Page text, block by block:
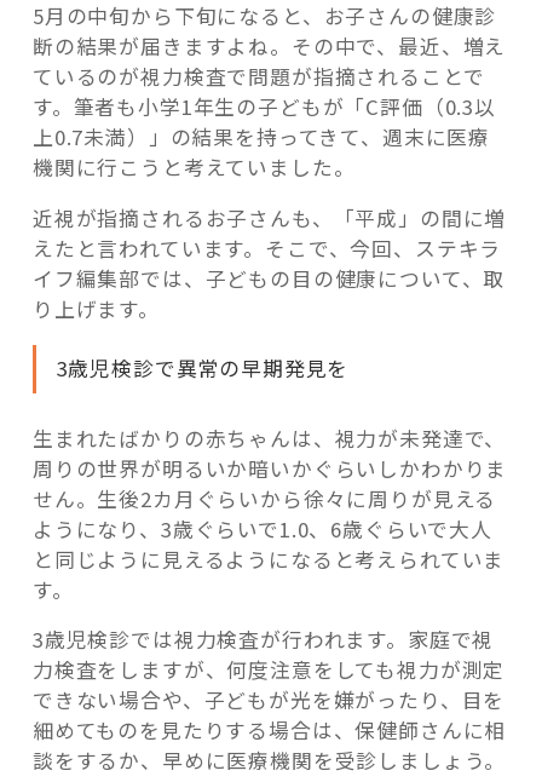
5月の中旬から下旬になると、お子さんの健康診
断の結果が届きますよね。その中で、最近、増え
ているのが視力検査で問題が指摘されることで
す。筆者も小学1年生の子どもが「C評価（0.3以
上0.7未満）」の結果を持ってきて、週末に医療
機関に行こうと考えていました。
近視が指摘されるお子さんも、「平成」の間に増
えたと言われています。そこで、今回、ステキラ
イフ編集部では、子どもの目の健康について、取
り上げます。
3歳児検診で異常の早期発見を
生まれたばかりの赤ちゃんは、視力が未発達で、
周りの世界が明るいか暗いかぐらいしかわかりま
せん。生後2カ月ぐらいから徐々に周りが見える
ようになり、3歳ぐらいで1.0、6歳ぐらいで大人
と同じように見えるようになると考えられていま
す。
3歳児検診では視力検査が行われます。家庭で視
力検査をしますが、何度注意をしても視力が測定
できない場合や、子どもが光を嫌がったり、目を
細めてものを見たりする場合は、保健師さんに相
談をするか、早めに医療機関を受診しましょう。